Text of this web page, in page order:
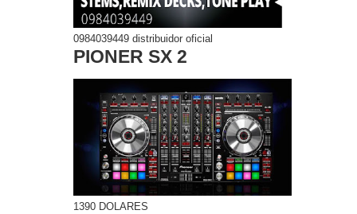
0984039449 distribuidor oficial
PIONER SX 2
1390 DOLARES